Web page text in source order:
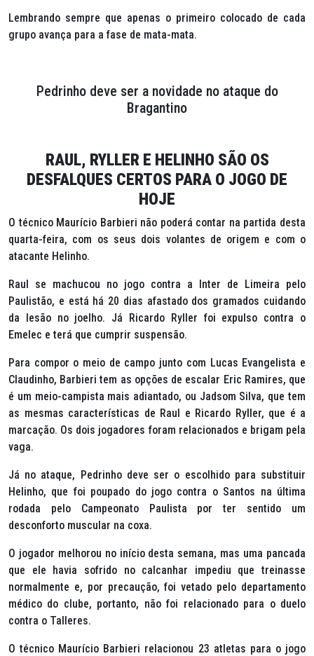
Lembrando sempre que apenas o primeiro colocado de cada
grupo avança para a fase de mata-mata.
Pedrinho deve ser a novidade no ataque do
Bragantino
RAUL, RYLLER E HELINHO SÃO OS
DESFALQUES CERTOS PARA O JOGO DE
HOJE
O técnico Maurício Barbieri não poderá contar na partida desta
quarta-feira, com os seus dois volantes de origem e com o
atacante Helinho.
Raul se machucou no jogo contra a Inter de Limeira pelo
Paulistão, e está há 20 dias afastado dos gramados cuidando
da lesão no joelho. Já Ricardo Ryller foi expulso contra o
Emelec e terá que cumprir suspensão.
Para compor o meio de campo junto com Lucas Evangelista e
Claudinho, Barbieri tem as opções de escalar Eric Ramires, que
é um meio-campista mais adiantado, ou Jadsom Silva, que tem
as mesmas características de Raul e Ricardo Ryller, que é a
marcação. Os dois jogadores foram relacionados e brigam pela
vaga.
Já no ataque, Pedrinho deve ser o escolhido para substituir
Helinho, que foi poupado do jogo contra o Santos na última
rodada pelo Campeonato Paulista por ter sentido um
desconforto muscular na coxa.
O jogador melhorou no início desta semana, mas uma pancada
que ele havia sofrido no calcanhar impediu que treinasse
normalmente e, por precaução, foi vetado pelo departamento
médico do clube, portanto, não foi relacionado para o duelo
contra o Talleres.
O técnico Maurício Barbieri relacionou 23 atletas para o jogo